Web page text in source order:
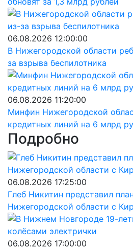
06.08.2026 12:00:00
В Нижегородской области
за взрыва беспилотника
06.08.2026 11:20:00
Минфин Нижегородской
кредитных линий на 6 млрд
Подробно
06.08.2026 17:25:00
Глеб Никитин представил
Нижегородской области с
06.08.2026 17:00:00